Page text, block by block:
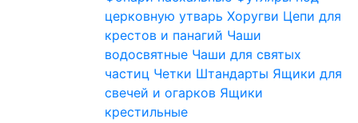
церковную утварь Хоругви Цепи для
крестов и панагий Чаши
водосвятные Чаши для святых
частиц Четки Штандарты Ящики для
свечей и огарков Ящики
крестильные